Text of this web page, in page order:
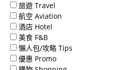
旅遊 Travel
航空 Aviation
酒店 Hotel
美食 F&B
懶人包/攻略 Tips
優惠 Promo